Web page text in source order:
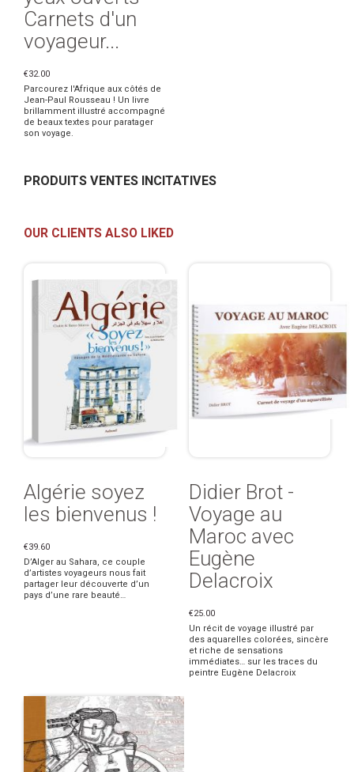
Carnets d'un
voyageur...
€32.00
Parcourez l'Afrique aux côtés de
Jean-Paul Rousseau ! Un livre
brillamment illustré accompagné
de beaux textes pour paratager
son voyage.
PRODUITS VENTES INCITATIVES
OUR CLIENTS ALSO LIKED
Algérie soyez
les bienvenus !
€39.60
D’Alger au Sahara, ce couple
d’artistes voyageurs nous fait
partager leur découverte d’un
pays d’une rare beauté…
Didier Brot -
Voyage au
Maroc avec
Eugène
Delacroix
€25.00
Un récit de voyage illustré par
des aquarelles colorées, sincère
et riche de sensations
immédiates… sur les traces du
peintre Eugène Delacroix